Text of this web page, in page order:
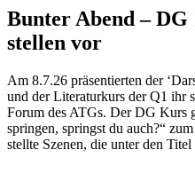
Bunter Abend –
stellen vor
Am 8.7.26 präsentierten der
und der Literaturkurs der Q1 ihr
Forum des ATGs. Der DG Kurs
springen, springst du auch?“
stellte Szenen, die unter den